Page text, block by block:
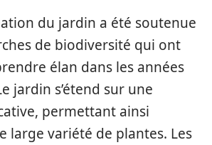
du jardin a été soutenue
de biodiversité qui ont
élan dans les années
jardin s’étend sur une
permettant ainsi
large variété de plantes. Les